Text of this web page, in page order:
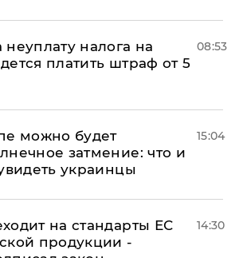
налога на
платить штраф от 5
08:53
можно будет
затмение: что и
украинцы
15:04
на стандарты ЕС
продукции -
14:30